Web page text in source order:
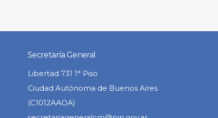
Secretaría General
Libertad 731 1° Piso
Ciudad Autónoma de Buenos Aires
(C1012AAOA)